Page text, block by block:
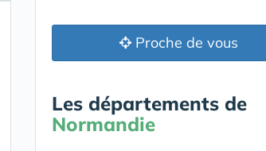
Proche de vous
Les départements de
Normandie